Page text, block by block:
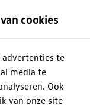
cookies
te
media te
Ook
van onze site